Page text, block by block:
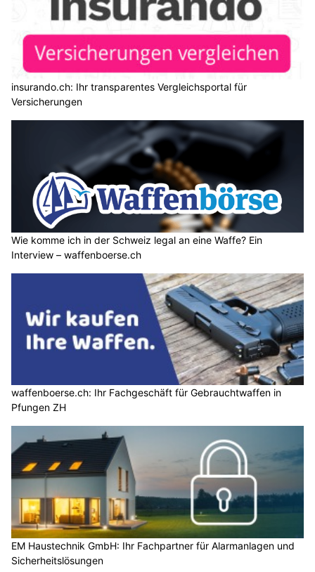
insurando.ch: Ihr transparentes Vergleichsportal für
Versicherungen
Wie komme ich in der Schweiz legal an eine Waffe? Ein
Interview – waffenboerse.ch
waffenboerse.ch: Ihr Fachgeschäft für Gebrauchtwaffen in
Pfungen ZH
EM Haustechnik GmbH: Ihr Fachpartner für Alarmanlagen und
Sicherheitslösungen